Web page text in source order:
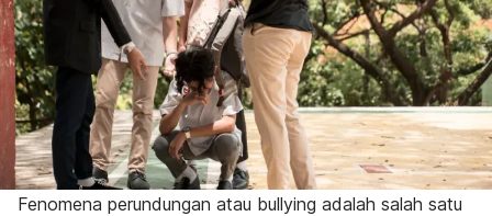
Fenomena perundungan atau bullying adalah salah satu